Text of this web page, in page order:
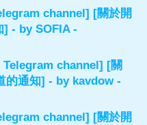
channel] [關於開
] - bySOFIA-
channel] [關
的通知] - by kavdow-
channel] [關於開